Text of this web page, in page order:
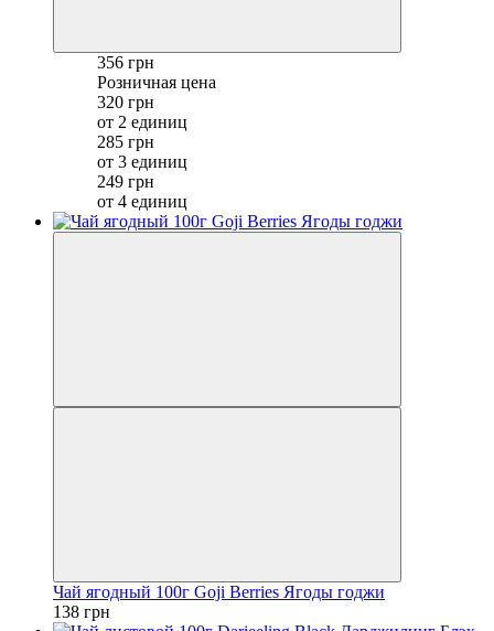
356 грн
Розничная цена
320 грн
от 2 единиц
285 грн
от 3 единиц
249 грн
от 4 единиц
Чай ягодный 100г Goji Berries Ягоды годжи
138 грн